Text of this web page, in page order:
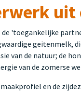
uit
'toegankelijke
geitenmelk,
van de natuur; de
van de zomerse
en de